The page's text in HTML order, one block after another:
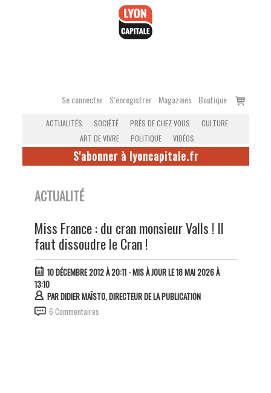
Se connecter S’enregistrer Magazines Boutique
Voir
ACTUALITÉS SOCIÉTÉ PRÈS DE CHEZ VOUS
CULTURE
ART DE VIVRE
POLITIQUE VIDÉOS
S'abonner à lyoncapitale.fr
ACTUALITÉ
Miss France : du cran monsieur Valls ! Il
faut dissoudre le Cran !
10 DÉCEMBRE 2012 À 20:11- MIS À JOUR LE 18 MAI 2026 À
13:10
PARDIDIER MAÏSTO, DIRECTEUR DE LA PUBLICATION
6 Commentaires